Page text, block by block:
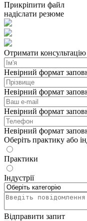
Прикріпити файл
надіслати резюме
Отримати консультацію
Невірний формат
Невірний формат
Невірний формат
Невірний формат
Оберіть практику або
Практики
Індустрії
Відправити запит